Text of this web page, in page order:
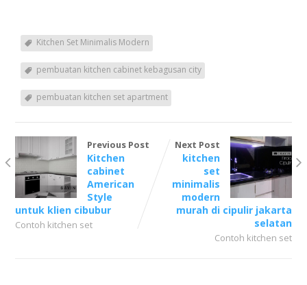
Kitchen Set Minimalis Modern
pembuatan kitchen cabinet kebagusan city
pembuatan kitchen set apartment
Previous Post
Kitchen
cabinet
American
Style
untuk klien cibubur
Contoh kitchen set
Next Post
kitchen
set
minimalis
modern
murah di cipulir jakarta
selatan
Contoh kitchen set